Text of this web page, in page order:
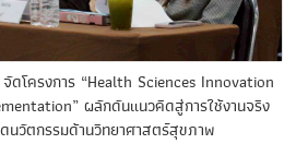
ดโครงการ “Health Sciences Innovation
ผลักดันแนวคิดสู่การใช้งานจริง
นวัตกรรมด้านวิทยาศาสตร์สุขภาพ